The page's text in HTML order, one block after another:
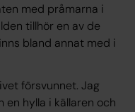
med pråmarna i
tillhör en av de
bland annat med i
försvunnet. Jag
hylla i källaren och